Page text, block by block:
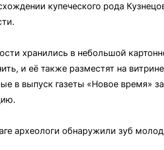
купеческого рода
хранились в небольшой
и её также разместят на
в выпуск газеты «Новое время»
археологи обнаружили зуб